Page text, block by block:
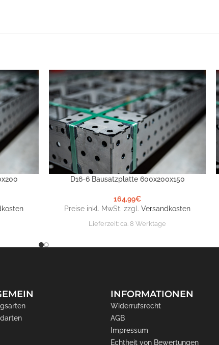
IN DEN WARENKORB
D16-6 Bausatzplatte 600x200x150
164,99€
Preise inkl. MwSt. zzgl.Versandkosten
Lieferzeit:ca. 8 Werktage
INFORMATIONEN
Widerrufsrecht
AGB
Impressum
Echtheit von Bewertungen